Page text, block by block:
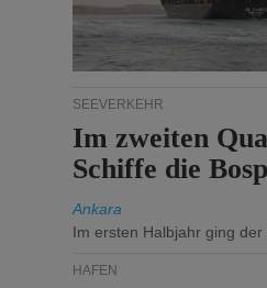
SEEVERKEHR
Im zweiten
Schiffe die
Ankara
Im ersten Halbjahr ging
HÄFEN